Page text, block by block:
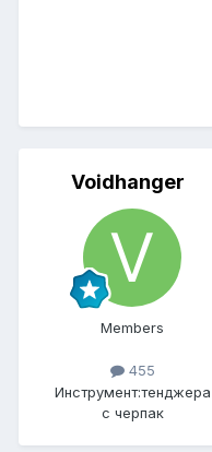
Voidhanger
Members
455
Инструмент:тенджера
с черпак